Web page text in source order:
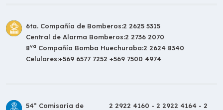
6ta. Compañía de Bomberos:2 2625 5315
Central de Alarma Bomberos:2 2736 2070
8va Compañía Bomba Huechuraba:2 2624 8340
Celulares:+569 6577 7252 +569 7500 4974
54º Comisaría de 2 2922 4160 - 2 2922 4164 - 2